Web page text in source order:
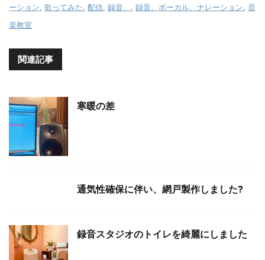
ーション, 歌ってみた, 配信, 録音、 , 録音、ボーカル、ナレーション, 音
楽教室
関連記事
寒暖の差
通気性確保に伴い、網戸製作しました?
録音スタジオのトイレを綺麗にしました